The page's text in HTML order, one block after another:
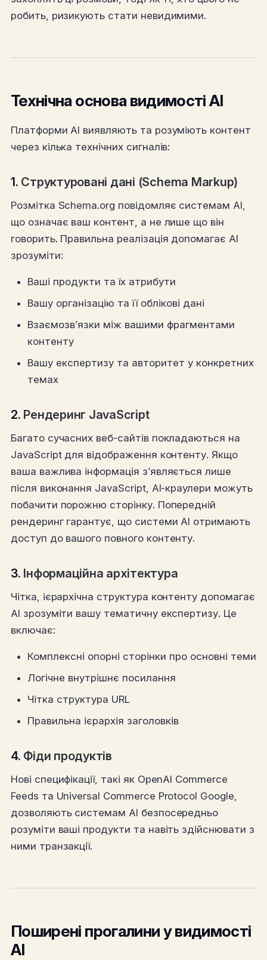
робить, ризикують стати невидимими.
Технічна основа видимості AI
Платформи AI виявляють та розуміють контент
через кілька технічних сигналів:
1. Структуровані дані (Schema Markup)
Розмітка Schema.org повідомляє системам AI,
що означає ваш контент, а не лише що він
говорить. Правильна реалізація допомагає AI
зрозуміти:
Ваші продукти та їх атрибути
Вашу організацію та її облікові дані
Взаємозв’язки між вашими фрагментами
контенту
Вашу експертизу та авторитет у конкретних
темах
2. Рендеринг JavaScript
Багато сучасних веб-сайтів покладаються на
JavaScript для відображення контенту. Якщо
ваша важлива інформація з’являється лише
після виконання JavaScript, AI-краулери можуть
побачити порожню сторінку. Попередній
рендеринг гарантує, що системи AI отримають
доступ до вашого повного контенту.
3. Інформаційна архітектура
Чітка, ієрархічна структура контенту допомагає
AI зрозуміти вашу тематичну експертизу. Це
включає:
Комплексні опорні сторінки про основні теми
Логічне внутрішнє посилання
Чітка структура URL
Правильна ієрархія заголовків
4. Фіди продуктів
Нові специфікації, такі як OpenAI Commerce
Feeds та Universal Commerce Protocol Google,
дозволяють системам AI безпосередньо
розуміти ваші продукти та навіть здійснювати з
ними транзакції.
Поширені прогалини у видимості
AI